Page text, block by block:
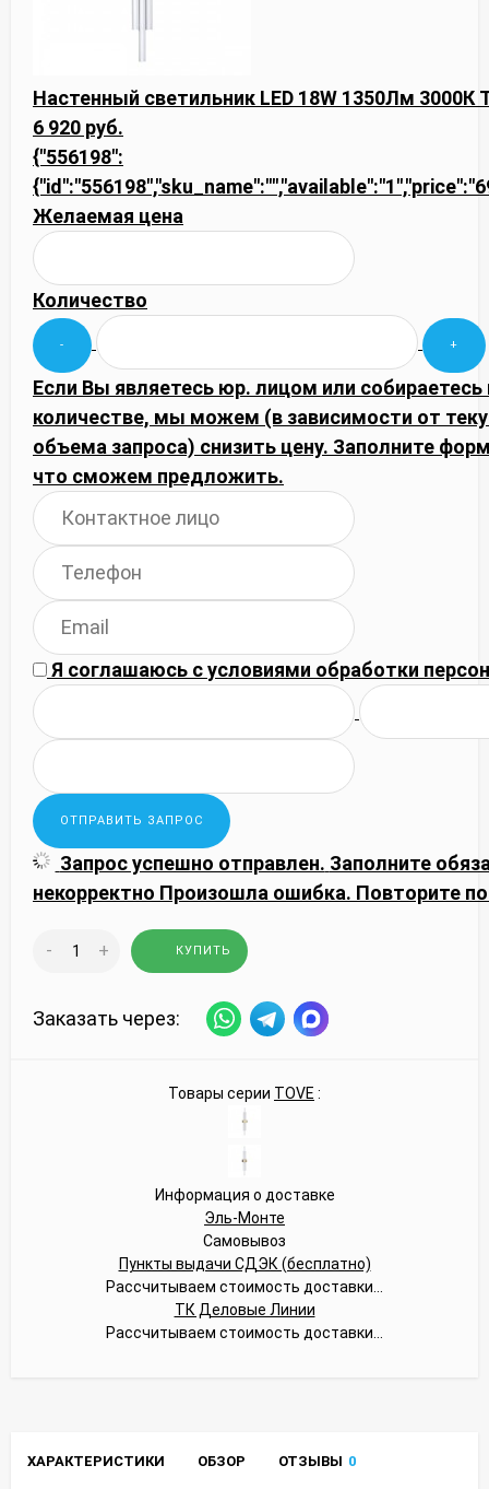
Настенный светильник LED 18W 1350Лм 3000К
6 920 руб.
{"556198":
Желаемая цена
Количество
Если Вы являетесь юр. лицом или
количестве, мы можем (в зависимости от
объема запроса) снизить цену. Заполните
что сможем предложить.
Я соглашаюсь сусловиями обработки
Запрос успешно отправлен. Заполните
некорректно Произошла ошибка. Повторите
- + КУПИТЬ
Заказать через:
Товары серии TOVE :
Информация о доставке
Эль-Монте
Самовывоз
Пункты выдачи СДЭК (бесплатно)
Рассчитываем стоимость доставки...
ТК Деловые Линии
Рассчитываем стоимость доставки...
ХАРАКТЕРИСТИКИ ОБЗОР ОТЗЫВЫ 0